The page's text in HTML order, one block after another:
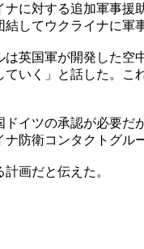
に対する追加軍事
してウクライナに軍
英国軍が開発した
いく」と話した。こ
イツの承認が必要
防衛コンタクトグル
画だと伝えた。